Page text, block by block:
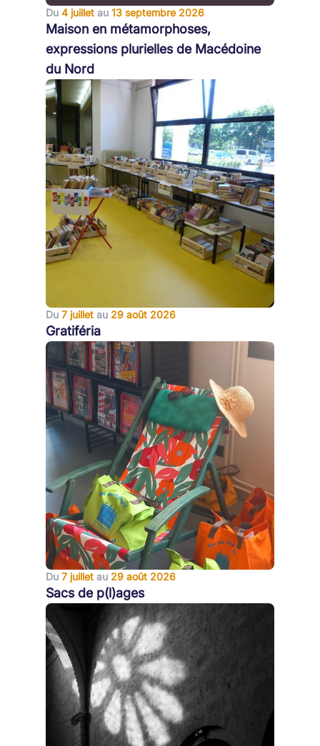
Du 4 juillet au 13 septembre 2026
Maison en métamorphoses,
expressions plurielles de Macédoine
du Nord
Du 7 juillet au 29 août 2026
Gratiféria
Du 7 juillet au 29 août 2026
Sacs de p(l)ages